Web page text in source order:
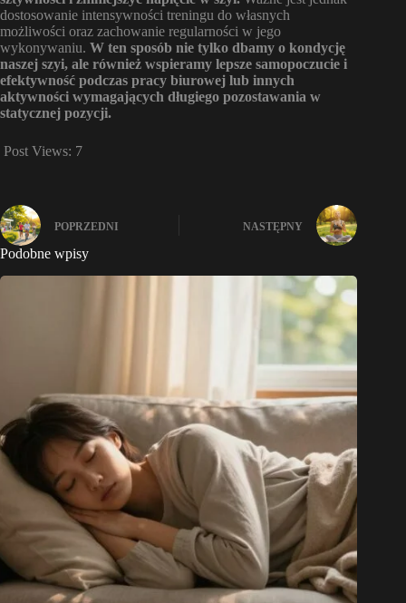
dostosowanie intensywności treningu do własnych
możliwości oraz zachowanie regularności w jego
wykonywaniu. W ten sposób nie tylko dbamy o kondycję
naszej szyi, ale również wspieramy lepsze samopoczucie i
efektywność podczas pracy biurowej lub innych
aktywności wymagających długiego pozostawania w
statycznej pozycji.
Post Views: 7
POPRZEDNI NASTĘPNY
Podobne wpisy